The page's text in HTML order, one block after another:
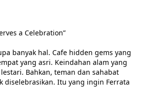
a Celebration”
banyak hal. Cafe hidden gems yang
yang asri. Keindahan alam yang
Bahkan, teman dan sahabat
diselebrasikan. Itu yang ingin Ferrata